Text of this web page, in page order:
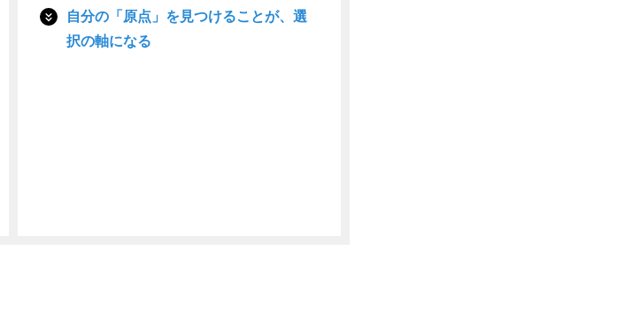
自分の「原点」を見つけることが、選
択の軸になる